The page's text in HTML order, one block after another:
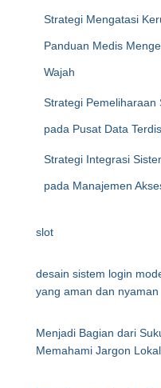
Strategi Mengatasi
Panduan Medis
Wajah
Strategi Pemeliharaan
pada Pusat Data
Strategi Integrasi
pada Manajemen
slot
desain sistem login
yang aman dan nyaman
Menjadi Bagian dari
Memahami Jargon Lokal